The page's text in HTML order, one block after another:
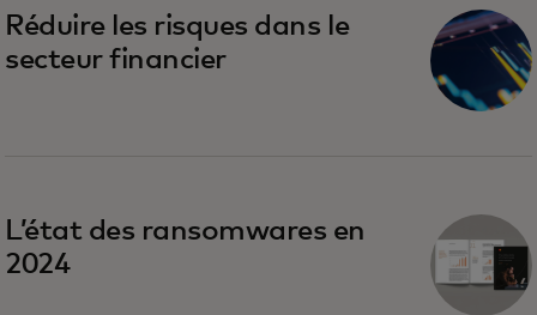
Réduire les risques dans le
secteur financier
L’état des ransomwares en
2024